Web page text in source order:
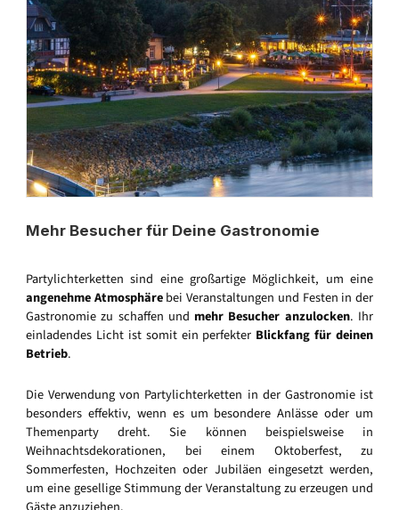
Mehr Besucher für Deine Gastronomie
Partylichterketten sind eine großartige Möglichkeit, um eine
angenehme Atmosphärebei Veranstaltungen und Festen in der
Gastronomie zu schaffen und mehr Besucher anzulocken. Ihr
einladendes Licht ist somit ein perfekter Blickfang für deinen
Betrieb.
Die Verwendung von Partylichterketten in der Gastronomie ist
besonders effektiv, wenn es um besondere Anlässe oder um
Themenparty dreht. Sie können beispielsweise in
Weihnachtsdekorationen, bei einem Oktoberfest, zu
Sommerfesten, Hochzeiten oder Jubiläen eingesetzt werden,
um eine gesellige Stimmung der Veranstaltung zu erzeugen und